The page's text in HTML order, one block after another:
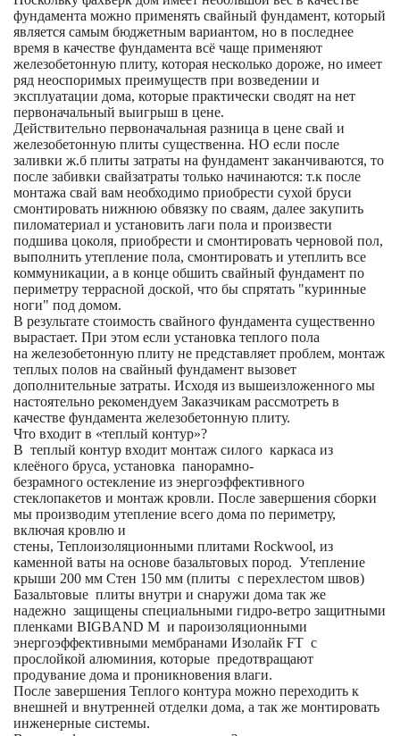
фундамента можно применять свайный фундамент, который
является самым бюджетным вариантом, но в последнее
время в качестве фундамента всё чаще применяют
железобетонную плиту, которая несколько дороже, но имеет
ряд неоспоримых преимуществ при возведении и
эксплуатации дома, которые практически сводят на нет
первоначальный выигрыш в цене.
Действительно первоначальная разница в цене свай и
железобетонную плиты существенна. НО если после
заливки ж.б плиты затраты на фундамент заканчиваются, то
после забивки свайзатраты только начинаются: т.к после
монтажа свай вам необходимо приобрести сухой бруси
смонтировать нижнюю обвязку по сваям, далее закупить
пиломатериал и установить лаги пола и произвести
подшива цоколя, приобрести и смонтировать черновой пол,
выполнить утепление пола, смонтировать и утеплить все
коммуникации, а в конце обшить свайный фундамент по
периметру террасной доской, что бы спрятать "куринные
ноги" под домом.
В результате стоимость свайного фундамента существенно
вырастает. При этом если установка теплого пола
на железобетонную плиту не представляет проблем, монтаж
теплых полов на свайный фундамент вызовет
дополнительные затраты. Исходя из вышеизложенного мы
настоятельно рекомендуем Заказчикам рассмотреть в
качестве фундамента железобетонную плиту.
Что входит в «теплый контур»?
В теплый контур входит монтаж силого каркаса из
клеёного бруса, установка панорамно-
безрамного остекление из энергоэффективного
стеклопакетов и монтаж кровли. После завершения сборки
мы производим утепление всего дома по периметру,
включая кровлю и
стены, Теплоизоляционными плитами Rockwool, из
каменной ваты на основе базальтовых пород. Утепление
крыши 200 мм Стен 150 мм (плиты с перехлестом швов)
Базальтовые плиты внутри и снаружи дома так же
надежно защищены специальными гидро-ветро защитными
пленками BIGBAND M и пароизоляционными
энергоэффективными мембранами Изолайк FT с
прослойкой алюминия, которые предотвращают
продувание дома и проникновения влаги.
После завершения Теплого контура можно переходить к
внешней и внутренней отделки дома, а так же монтировать
инженерные системы.